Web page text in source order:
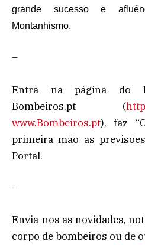
grande sucesso e
Montanhismo.
–
Entra na página do
Bombeiros.pt (
www.Bombeiros.pt), faz
primeira mão as
Portal.
–
Envia-nos as novidades,
corpo de bombeiros ou de